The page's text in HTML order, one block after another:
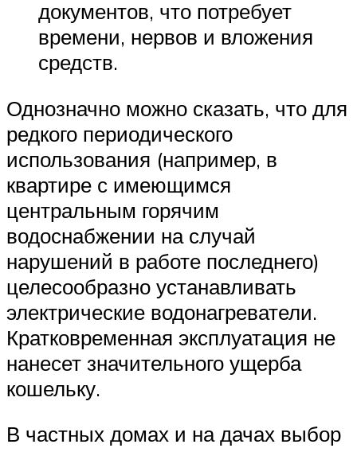
документов, что потребует
времени, нервов и вложения
средств.
Однозначно можно сказать, что для
редкого периодического
использования (например, в
квартире с имеющимся
центральным горячим
водоснабжении на случай
нарушений в работе последнего)
целесообразно устанавливать
электрические водонагреватели.
Кратковременная эксплуатация не
нанесет значительного ущерба
кошельку.
В частных домах и на дачах выбор